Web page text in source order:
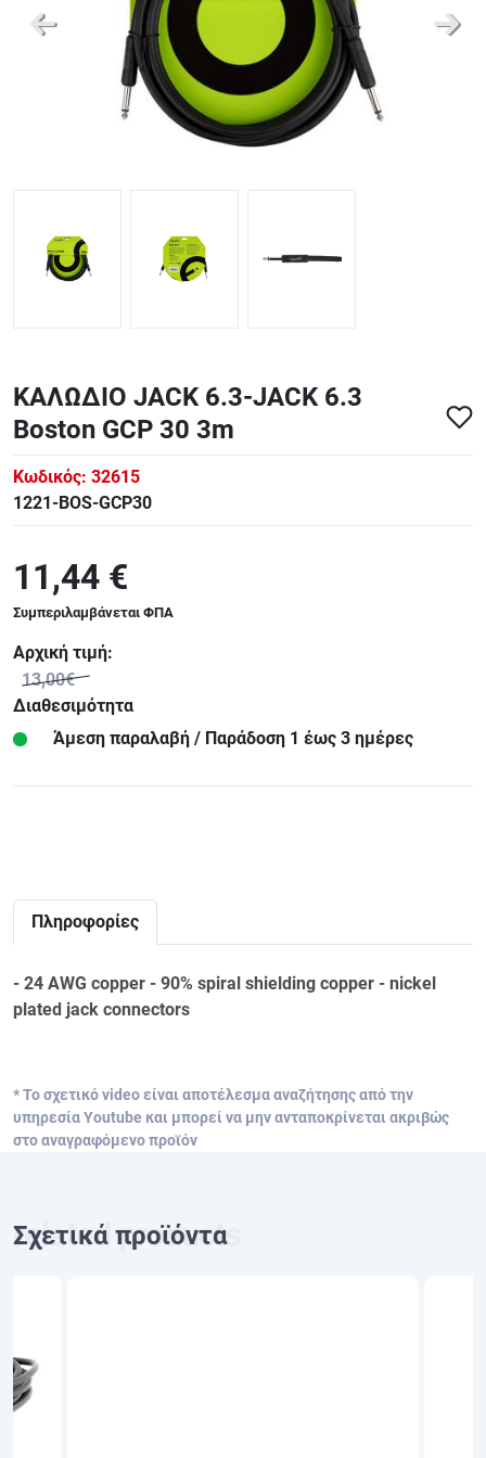
ΚΑΛΩΔΙΟ JACK 6.3-JACK 6.3
Boston GCP 30 3m
Κωδικός: 32615
1221-BOS-GCP30
11,44 €
Συμπεριλαμβάνεται ΦΠΑ
Αρχική τιμή:
13,00€
Διαθεσιμότητα
Άμεση παραλαβή / Παράδoση 1 έως 3 ημέρες
Πληροφορίες
- 24 AWG copper - 90% spiral shielding copper - nickel
plated jack connectors
* Το σχετικό video είναι αποτέλεσμα αναζήτησης από την
υπηρεσία Youtube και μπορεί να μην ανταποκρίνεται ακριβώς
στο αναγραφόμενο προϊόν
Σχετικά προϊόντα
ΑΞΕΣΟΥΑΡ - ΑΝΤΑΛΛΑΚΤΙΚΑ ΚΙΘΑΡΑΣ ΜΠΑΣΟΥ
848
ΤΕΤΡΑΔΙΑ-DVD-CD